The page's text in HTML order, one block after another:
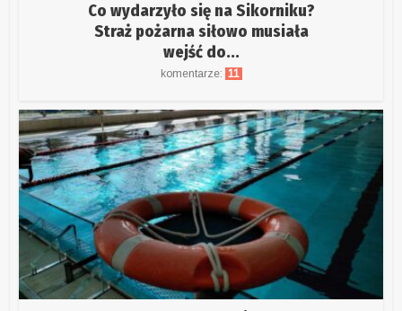
Co wydarzyło się na Sikorniku?
Straż pożarna siłowo musiała
wejść do...
komentarze: 11